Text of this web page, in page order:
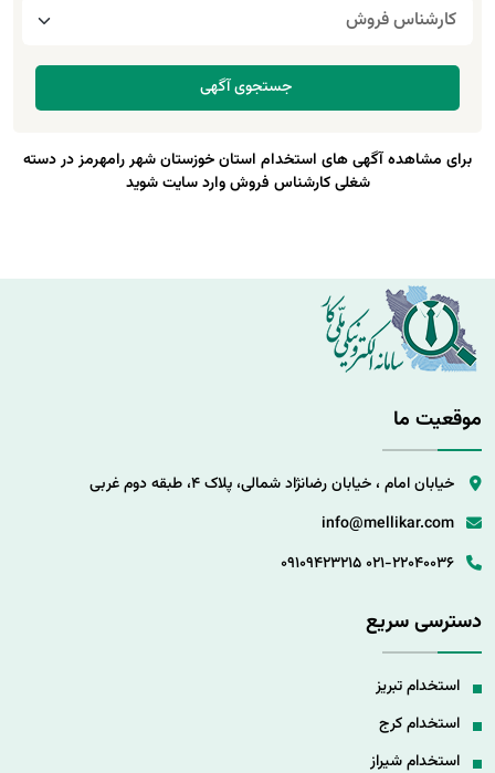
برای مشاهده آگهی های استخدام استان خوزستان شهر رامهرمز در دسته
شغلی کارشناس فروش وارد سایت شوید
موقعیت ما
خیابان امام ، خیابان رضانژاد شمالی، پلاک 4، طبقه دوم غربی
info@mellikar.com
021-22040036
09109423215
دسترسی سریع
استخدام تبریز
استخدام کرج
استخدام شیراز